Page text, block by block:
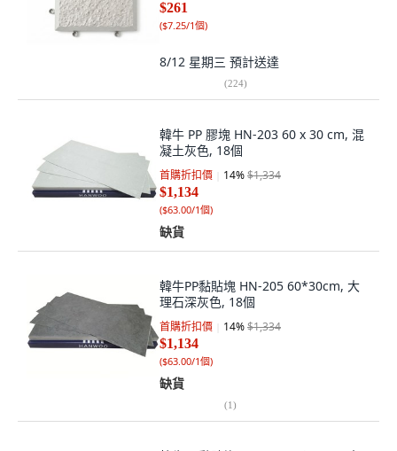
$261
($7.25/1個)
8/12 星期三 預計送達
(224)
韓牛 PP 膠塊 HN-203 60 x 30 cm, 混
凝土灰色, 18個
首購折扣價 14%$1,334
$1,134
($63.00/1個)
缺貨
韓牛PP黏貼塊 HN-205 60*30cm, 大
理石深灰色, 18個
首購折扣價 14%$1,334
$1,134
($63.00/1個)
缺貨
(1)